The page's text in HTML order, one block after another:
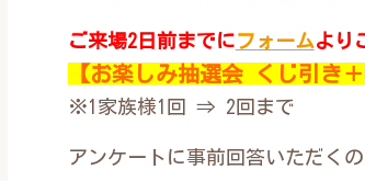
ご来場2日前までにフォームより
【お楽しみ抽選会 くじ引き＋
※1家族様1回 ⇒ 2回まで
アンケートに事前回答いただく